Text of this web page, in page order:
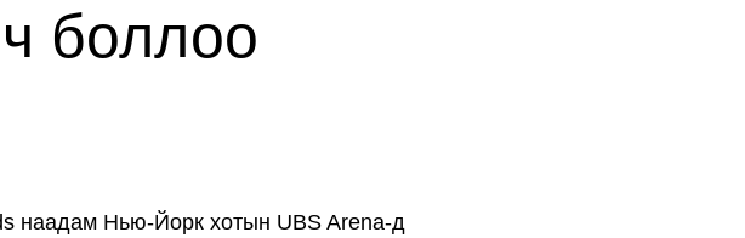
боллоо
наадам Нью-Йорк хотын UBS Arena-д